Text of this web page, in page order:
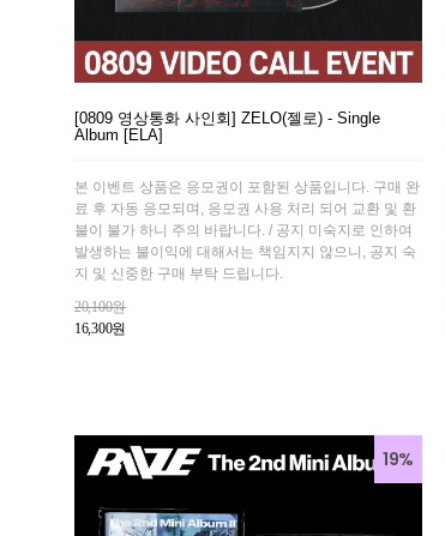
[0809 영상통화 사인회] ZELO(젤로) - Single
Album [ELA]
본 이벤트 상품은 응모권이 포함된 상품입니다. 구매 완
료 후 자동 응모되며, 응모권 사용 처리 되어 교환 및 환
불이 불가 하니 주의 바랍니다. / 공지 미숙지로 인하여
발생하는 불이익에 대해서는 책임지지 않으니, 공지 숙
지 및 신중한 구매 부탁 드립니다.
20,100원
16,300원
19%